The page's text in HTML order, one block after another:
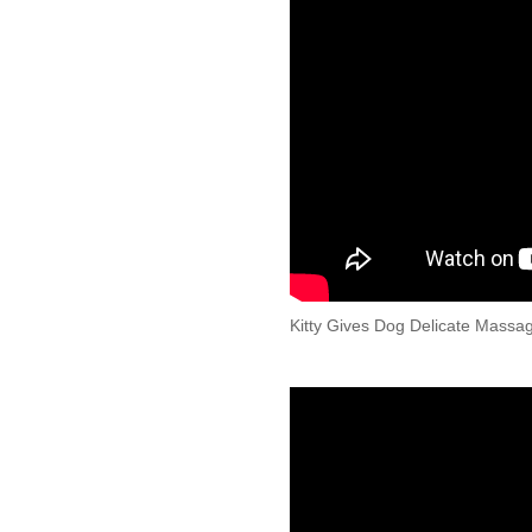
Kitty Gives Dog Delicate